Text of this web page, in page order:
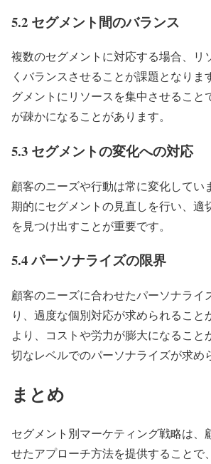
5.2 セグメント間のバランス
複数のセグメントに対応する場合、リ
くバランスさせることが課題となりま
グメントにリソースを集中させること
が疎かになることがあります。
5.3 セグメントの変化への対応
顧客のニーズや行動は常に変化してい
期的にセグメントの見直しを行い、適
を見つけ出すことが重要です。
5.4 パーソナライズの限界
顧客のニーズに合わせたパーソナライ
り、過度な個別対応が求められること
より、コストや労力が膨大になること
切なレベルでのパーソナライズが求め
まとめ
セグメント別マーケティング戦略は、
せたアプローチ方法を提供することで